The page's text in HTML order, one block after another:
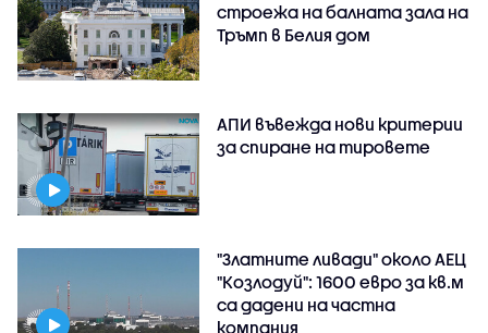
строежа на балната зала на
Тръмп в Белия дом
АПИ въвежда нови критерии
за спиране на тировете
"Златните ливади" около АЕЦ
"Козлодуй": 1600 евро за кв.м
са дадени на частна
компания